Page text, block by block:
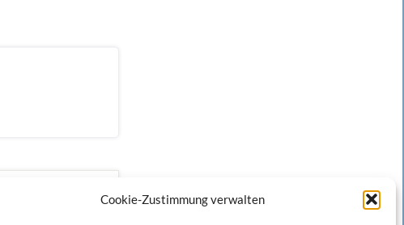
Cookie-Zustimmung verwalten